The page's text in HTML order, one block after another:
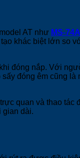
AT như MS-
khác biệt lớn so
đóng nắp. Với
đóng êm cũng
quan và thao
gian dài.